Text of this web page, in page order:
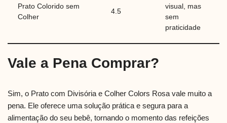
Prato Colorido sem
Colher
4.5
visual, mas
sem
praticidade
Vale a Pena Comprar?
Sim, o Prato com Divisória e Colher Colors Rosa vale muito a
pena. Ele oferece uma solução prática e segura para a
alimentação do seu bebê, tornando o momento das refeições